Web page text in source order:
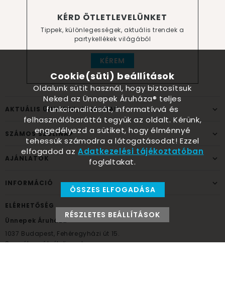
KÉRD ÖTLETLEVELÜNKET
Tippek, különlegességek, aktuális trendek a
partykellékek világából
KÉREM
AKTUÁLIS ÜNNEPEK, ALKALMAK
SZÁMOS SZÜLINAP
AJÁNLATOK
INFORMÁCIÓ
ELÉRHETŐSÉG
Ünnepek Áruháza
1037 Budapest, Fehéregyházi út 15.
Személyes átvételi pont
Cookie(süti) beállítások
Oldalunk sütit használ, hogy biztosítsuk
Neked az Ünnepek Áruháza® teljes
funkcionalitását, informatívvá és
felhasználóbaráttá tegyük az oldalt. Kérünk,
engedélyezd a sütiket, hogy élménnyé
tehessük számodra a látogatásodat! Ezzel
elfogadod azAdatkezelési tájékoztatóban
foglaltakat.
ÖSSZES ELFOGADÁSA
RÉSZLETES BEÁLLÍTÁSOK